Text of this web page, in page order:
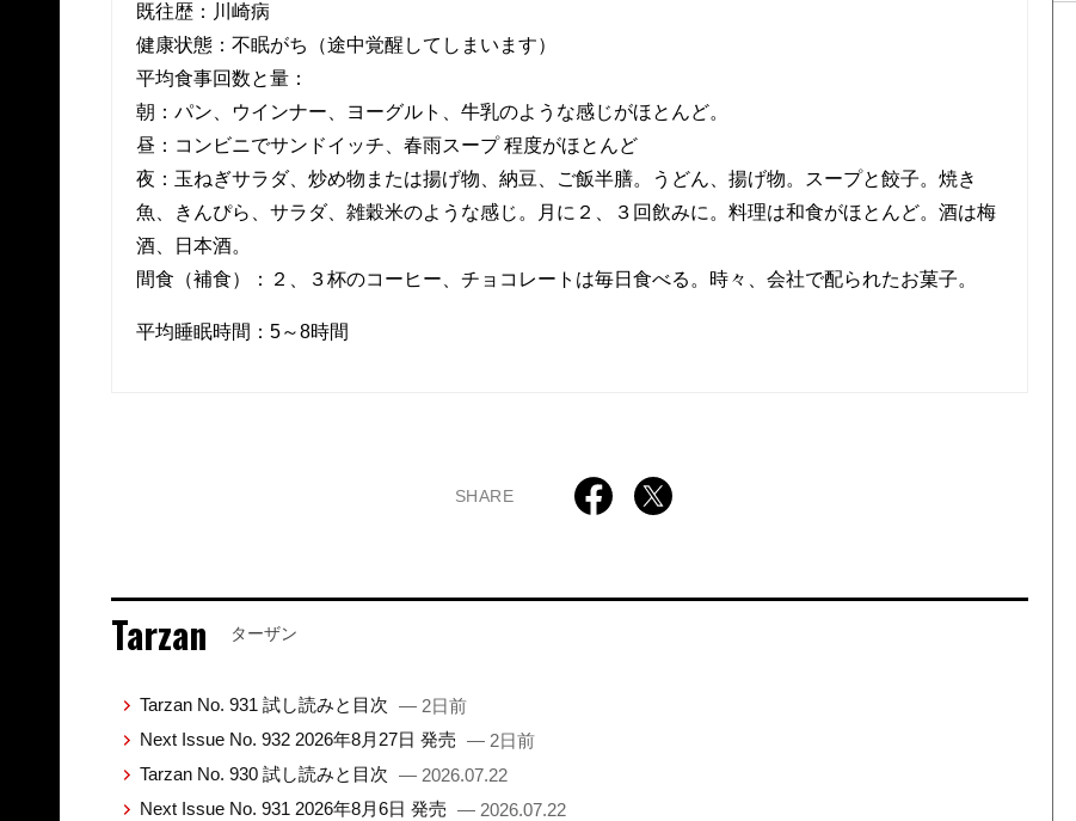
既往歴：川崎病
健康状態：不眠がち（途中覚醒してしまいます）
平均食事回数と量：
朝：パン、ウインナー、ヨーグルト、牛乳のような感じがほとんど。
昼：コンビニでサンドイッチ、春雨スープ 程度がほとんど
夜：玉ねぎサラダ、炒め物または揚げ物、納豆、ご飯半膳。うどん、揚げ物。スープと餃子。焼き
魚、きんぴら、サラダ、雑穀米のような感じ。月に２、３回飲みに。料理は和食がほとんど。酒は梅
酒、日本酒。
間食（補食）：２、３杯のコーヒー、チョコレートは毎日食べる。時々、会社で配られたお菓子。
平均睡眠時間：5～8時間
SHARE
Tarzan ターザン
Tarzan No. 931 試し読みと目次 — 2日前
Next Issue No. 932 2026年8月27日 発売 — 2日前
Tarzan No. 930 試し読みと目次 — 2026.07.22
Next Issue No. 931 2026年8月6日 発売 — 2026.07.22